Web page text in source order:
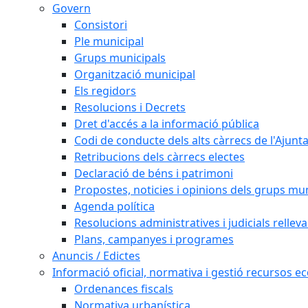
Govern
Consistori
Ple municipal
Grups municipals
Organització municipal
Els regidors
Resolucions i Decrets
Dret d'accés a la informació pública
Codi de conducte dels alts càrrecs de
Retribucions dels càrrecs electes
Declaració de béns i patrimoni
Propostes, noticies i opinions dels grups
Agenda política
Resolucions administratives i judicials
Plans, campanyes i programes
Anuncis / Edictes
Informació oficial, normativa i gestió recursos
Ordenances fiscals